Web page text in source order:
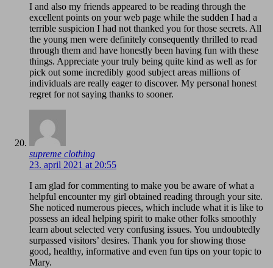
I and also my friends appeared to be reading through the
excellent points on your web page while the sudden I had a
terrible suspicion I had not thanked you for those secrets. All
the young men were definitely consequently thrilled to read
through them and have honestly been having fun with these
things. Appreciate your truly being quite kind as well as for
pick out some incredibly good subject areas millions of
individuals are really eager to discover. My personal honest
regret for not saying thanks to sooner.
supreme clothing
23. april 2021 at 20:55
I am glad for commenting to make you be aware of what a
helpful encounter my girl obtained reading through your site.
She noticed numerous pieces, which include what it is like to
possess an ideal helping spirit to make other folks smoothly
learn about selected very confusing issues. You undoubtedly
surpassed visitors’ desires. Thank you for showing those
good, healthy, informative and even fun tips on your topic to
Mary.